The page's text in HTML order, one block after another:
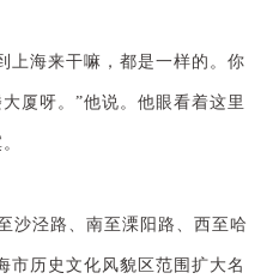
上海来干嘛，都是一样的。你
厦呀。”他说。他眼看着这里
沙泾路、南至溧阳路、西至哈
市历史文化风貌区范围扩大名